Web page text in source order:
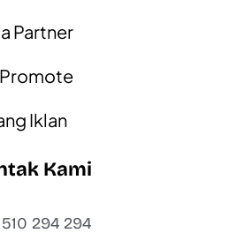
Partner
Iklan
Kami
294 294